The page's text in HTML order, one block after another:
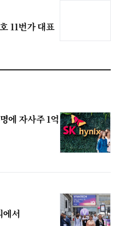
11번가 대표
에 자사주 1억
에서